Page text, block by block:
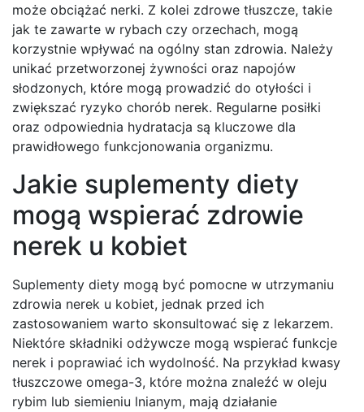
może obciążać nerki. Z kolei zdrowe tłuszcze, takie
jak te zawarte w rybach czy orzechach, mogą
korzystnie wpływać na ogólny stan zdrowia. Należy
unikać przetworzonej żywności oraz napojów
słodzonych, które mogą prowadzić do otyłości i
zwiększać ryzyko chorób nerek. Regularne posiłki
oraz odpowiednia hydratacja są kluczowe dla
prawidłowego funkcjonowania organizmu.
Jakie suplementy diety
mogą wspierać zdrowie
nerek u kobiet
Suplementy diety mogą być pomocne w utrzymaniu
zdrowia nerek u kobiet, jednak przed ich
zastosowaniem warto skonsultować się z lekarzem.
Niektóre składniki odżywcze mogą wspierać funkcje
nerek i poprawiać ich wydolność. Na przykład kwasy
tłuszczowe omega-3, które można znaleźć w oleju
rybim lub siemieniu lnianym, mają działanie